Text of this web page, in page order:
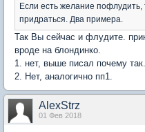
Если есть желание пофлудить,
придраться. Два примера.
Так Вы сейчас и флудите.
вроде на блондинко.
1. нет, выше писал почему так.
2. Нет, аналогично пп1.
AlexStrz
01 Фев 2018